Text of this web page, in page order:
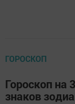
ГОРОСКОП
Гороскоп на
знаков